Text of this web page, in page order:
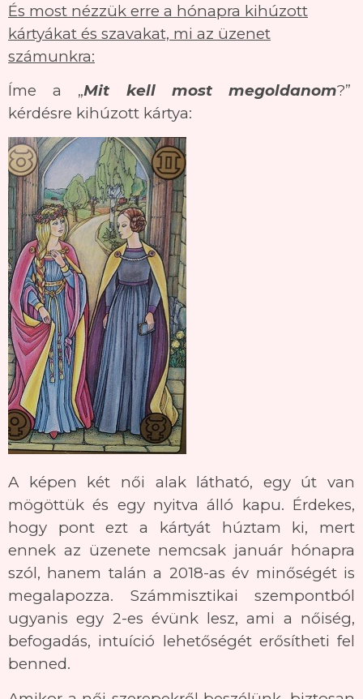
És most nézzük erre a hónapra kihúzott
kártyákat és szavakat, mi az üzenet
számunkra:
Íme a „Mit kell most megoldanom?”
kérdésre kihúzott kártya:
A képen két női alak látható, egy út van
mögöttük és egy nyitva álló kapu. Érdekes,
hogy pont ezt a kártyát húztam ki, mert
ennek az üzenete nemcsak január hónapra
szól, hanem talán a 2018-as év minőségét is
megalapozza. Számmisztikai szempontból
ugyanis egy 2-es évünk lesz, ami a nőiség,
befogadás, intuíció lehetőségét erősítheti fel
benned.